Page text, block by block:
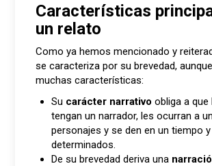
Características
un relato
Como ya hemos mencionado y
se caracteriza por su brevedad,
muchas características:
Su carácter narrativo obliga a
tengan un narrador, les ocurran a
personajes y se den en un tiempo
determinados.
De su brevedad deriva una